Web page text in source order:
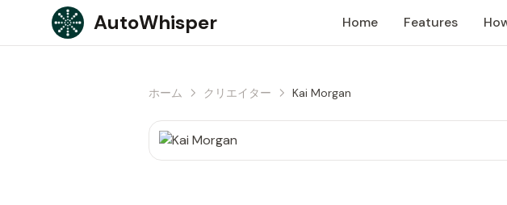
Skip to content
AutoWhisper Home Features
ホーム クリエイター Kai Morgan